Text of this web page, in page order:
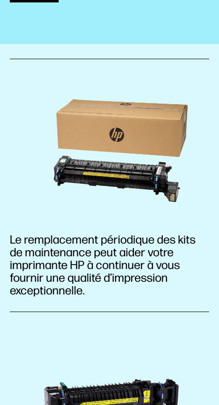
Le remplacement périodique des kits
de maintenance peut aider votre
imprimante HP à continuer à vous
fournir une qualité d’impression
exceptionnelle.